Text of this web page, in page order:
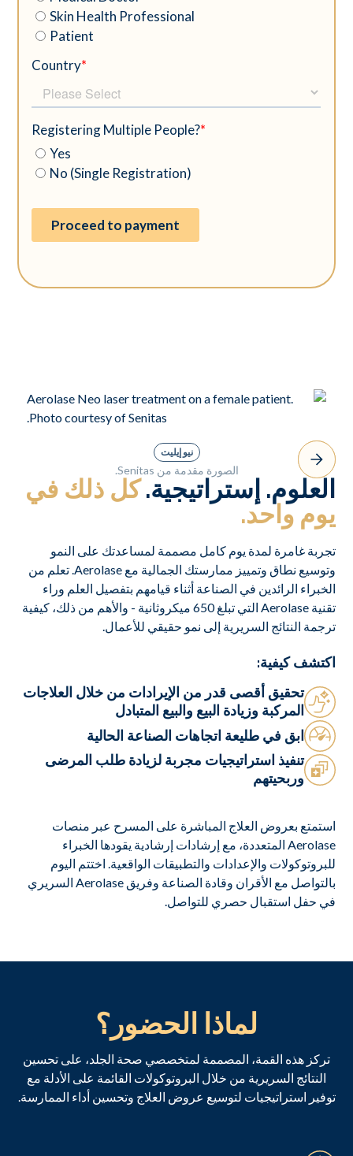
العلوم. إستراتيجية.كل ذلك في
يوم واحد.
تجربة غامرة لمدة يوم كامل مصممة لمساعدتك على النمو
وتوسيع نطاق وتمييز ممارستك الجمالية مع Aerolase. تعلم من
الخبراء الرائدين في الصناعة أثناء قيامهم بتفصيل العلم وراء
تقنية Aerolase التي تبلغ 650 ميكروثانية - والأهم من ذلك، كيفية
ترجمة النتائج السريرية إلى نمو حقيقي للأعمال.
اكتشف كيفية:
تحقيق أقصى قدر من الإيرادات من خلال العلاجات
المركبة وزيادة البيع والبيع المتبادل
ابق في طليعة اتجاهات الصناعة الحالية
تنفيذ استراتيجيات مجربة لزيادة طلب المرضى
وربحيتهم
استمتع بعروض العلاج المباشرة على المسرح عبر منصات
Aerolase المتعددة، مع إرشادات إرشادية يقودها الخبراء
للبروتوكولات والإعدادات والتطبيقات الواقعية. اختتم اليوم
بالتواصل مع الأقران وقادة الصناعة وفريق Aerolase السريري
في حفل استقبال حصري للتواصل.
نيو إيليت
الصورة مقدمة من Senitas.
لماذا الحضور؟
تركز هذه القمة، المصممة لمتخصصي صحة الجلد، على تحسين
النتائج السريرية من خلال البروتوكولات القائمة على الأدلة مع
توفير استراتيجيات لتوسيع عروض العلاج وتحسين أداء الممارسة.